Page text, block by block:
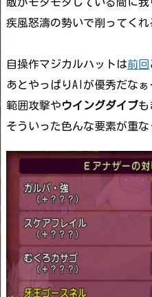
疾風怒濤の勢いで削ってく
自操作マジカルハットは前回
あとやっぱりAIが優秀だな
範囲攻撃やウイングダイブも
そういった色んな要素が重